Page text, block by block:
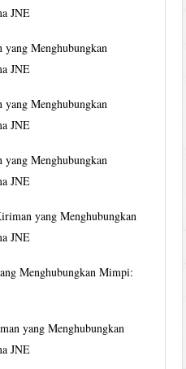
JNE
Menghubungkan
JNE
Menghubungkan
JNE
Menghubungkan
JNE
yang Menghubungkan
JNE
Menghubungkan Mimpi:
yang Menghubungkan
JNE